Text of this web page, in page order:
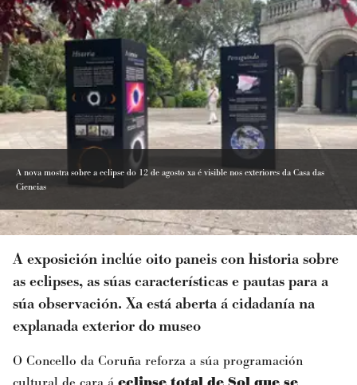
A nova mostra sobre a eclipse do 12 de agosto xa é visible nos exteriores da Casa das
Ciencias
A exposición inclúe oito paneis con historia sobre
as eclipses, as súas características e pautas para a
súa observación. Xa está aberta á cidadanía na
explanada exterior do museo
O Concello da Coruña reforza a súa programación